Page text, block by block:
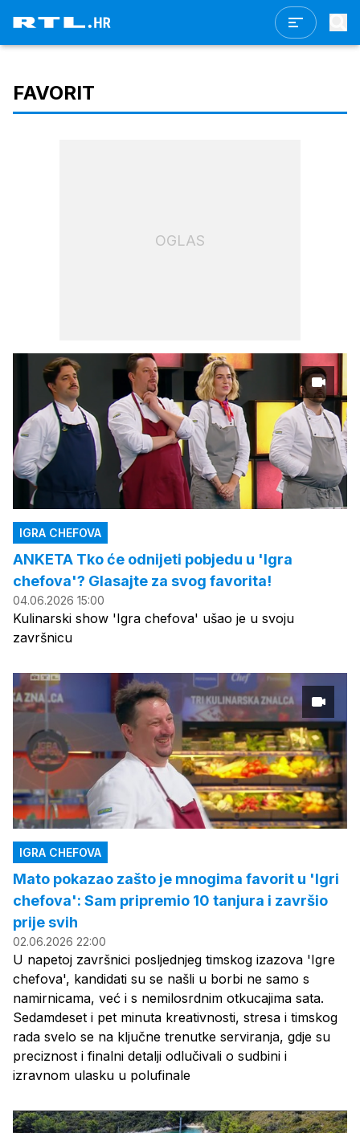
FAVORIT
OGLAS
IGRA CHEFOVA
ANKETA Tko će odnijeti pobjedu u 'Igra
chefova'? Glasajte za svog favorita!
04.06.2026 15:00
Kulinarski show 'Igra chefova' ušao je u svoju
završnicu
IGRA CHEFOVA
Mato pokazao zašto je mnogima favorit u 'Igri
chefova': Sam pripremio 10 tanjura i završio
prije svih
02.06.2026 22:00
U napetoj završnici posljednjeg timskog izazova 'Igre
chefova', kandidati su se našli u borbi ne samo s
namirnicama, već i s nemilosrdnim otkucajima sata.
Sedamdeset i pet minuta kreativnosti, stresa i timskog
rada svelo se na ključne trenutke serviranja, gdje su
preciznost i finalni detalji odlučivali o sudbini i
izravnom ulasku u polufinale